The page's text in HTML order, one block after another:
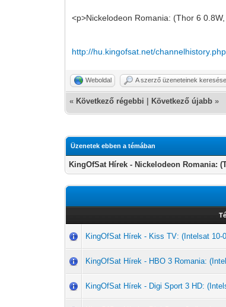
<p>Nickelodeon Romania: (Thor 6
http://hu.kingofsat.net/
Weboldal A szerző üzeneteinek keresése
« Következő régebbi Következő újabb »
Üzenetek ebben a témában
KingOfSat Hírek - Nickelodeon Romania:
KingOfSat Hírek - Kiss TV: (Intelsat 10-
KingOfSat Hírek - HBO 3 Romania:
KingOfSat Hírek - Digi Sport 3 HD: